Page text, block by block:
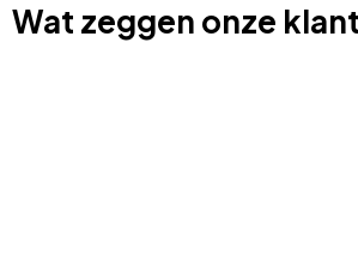
Wat zeggen onze